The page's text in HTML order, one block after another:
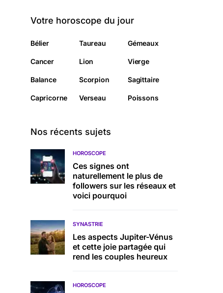
Votre horoscope du jour
Bélier Taureau Gémeaux
Cancer Lion Vierge
Balance Scorpion Sagittaire
Capricorne Verseau Poissons
Nos récents sujets
HOROSCOPE
Ces signes ont
naturellement le plus de
followers sur les réseaux et
voici pourquoi
SYNASTRIE
Les aspects Jupiter-Vénus
et cette joie partagée qui
rend les couples heureux
HOROSCOPE